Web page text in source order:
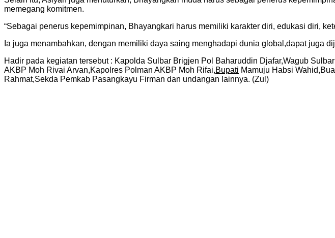
memegang komitmen.
“Sebagai penerus kepemimpinan, Bhayangkari harus memiliki karakter diri, edukasi diri,
Ia juga menambahkan, dengan memiliki daya saing menghadapi dunia global,dapat juga
Hadir pada kegiatan tersebut : Kapolda Sulbar Brigjen Pol Baharuddin Djafar,Wagub
AKBP Moh Rivai Arvan,Kapolres Polman AKBP Moh Rifai,Bupati Mamuju Habsi
Rahmat,Sekda Pemkab Pasangkayu Firman dan undangan lainnya. (Zul)